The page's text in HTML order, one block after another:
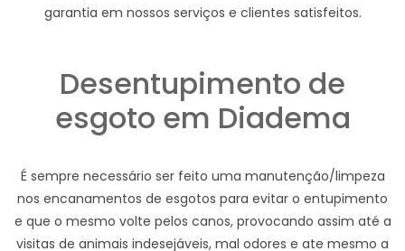
garantia em nossos serviços e clientes satisfeitos.
Desentupimento de
esgoto em Diadema
É sempre necessário ser feito uma manutenção/limpeza
nos encanamentos de esgotos para evitar o entupimento
e que o mesmo volte pelos canos, provocando assim até a
visitas de animais indesejáveis, mal odores e ate mesmo a